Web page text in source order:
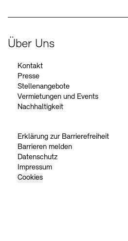
Über Uns
Kontakt
Presse
Stellenangebote
Vermietungen und Events
Nachhaltigkeit
Erklärung zur Barrierefreiheit
Barrieren melden
Datenschutz
Impressum
Cookies